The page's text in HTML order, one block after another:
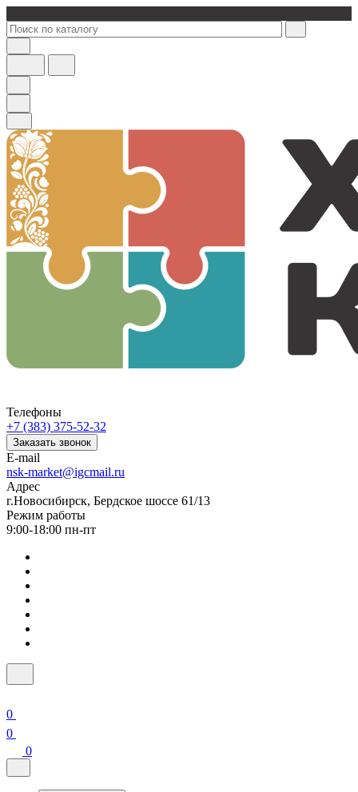
Телефоны
+7 (383) 375-52-32
Заказать звонок
E-mail
nsk-market@igcmail.ru
Адрес
г.Новосибирск, Бердское шоссе 61/13
Режим работы
9:00-18:00 пн-пт
0
0
0